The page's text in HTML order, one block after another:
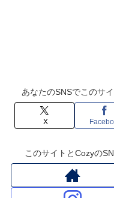
あなたのSNSでこのサ
X
このサイトとCozyの